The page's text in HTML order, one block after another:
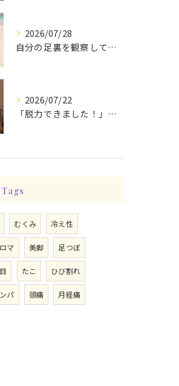
2026/07/28
自分の足裏を観察してみる！やって良かったぁ〜♪
2026/07/22
「脱力できました！」今日は私の時間♪全身メンテナンスデー☆
Tags
むくみ 冷え性
マ 美脚 足つぼ
たこ ひび割れ
パ 頭痛 月経痛